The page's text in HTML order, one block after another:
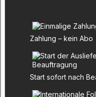
Zahlung – kein Abo
Start sofort nach